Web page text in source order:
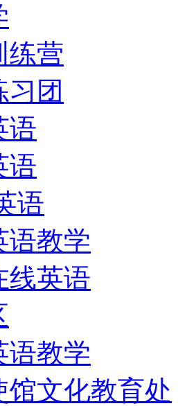
练营
习团
语
语
语
语教学
线英语
语教学
馆文化教育处